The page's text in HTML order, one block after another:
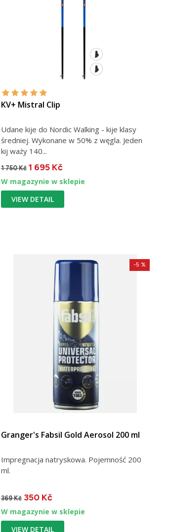
KV+ Mistral Clip
Udane kije do Nordic Walking - kije klasy
średniej. Wykonane w 50% z węgla. Jeden
kij waży 140...
1 750 Kč 1 695 Kč
W magazynie w sklepie
VIEW DETAIL
Granger's Fabsil Gold Aerosol 200 ml
Impregnacja natryskowa. Pojemność 200
ml.
369 Kč
-5 %
350 Kč
W magazynie w sklepie
VIEW DETAIL